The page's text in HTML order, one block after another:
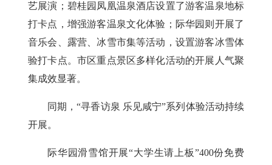
艺展演；碧桂园凤凰温泉酒店设置了游客温泉地标
打卡点，增强游客温泉文化体验；际华园则开展了
音乐会、露营、冰雪市集等活动，设置游客冰雪体
验打卡点。市区重点景区多样化活动的开展人气聚
集成效显著。
同期，“寻香访泉 乐见咸宁”系列体验活动持续
开展。
际华园滑雪馆开展“大学生请上板”400份免费